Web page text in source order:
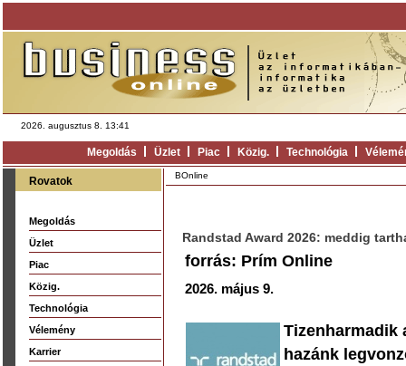
2026. augusztus 8. 13:41
Megoldás Üzlet Piac Közig. Technológia
Rovatok
Megoldás
Üzlet
Piac
Közig.
Technológia
Vélemény
Karrier
BOnline
Randstad Award 2026: meddig
forrás: Prím Online
2026. május 9.
Tizenharmadik
hazánk